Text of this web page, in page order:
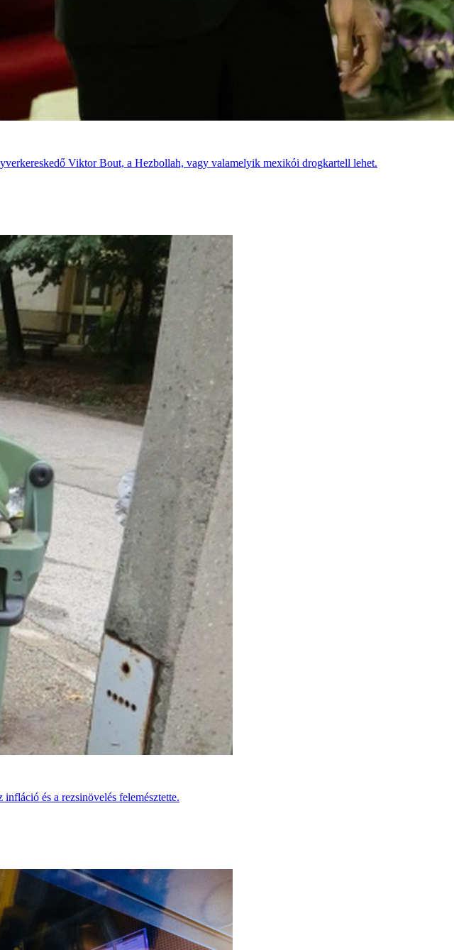
Viktor Bout, a Hezbollah, vagy valamelyik mexikói drogkartell lehet.
és a rezsinövelés felemésztette.